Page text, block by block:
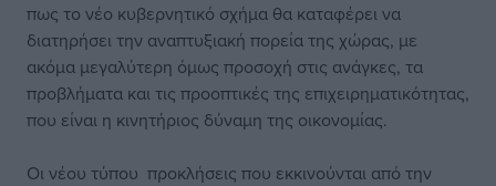
πως το νέο κυβερνητικό σχήμα θα καταφέρει να
διατηρήσει την αναπτυξιακή πορεία της χώρας, με
ακόμα μεγαλύτερη όμως προσοχή στις ανάγκες, τα
προβλήματα και τις προοπτικές της επιχειρηματικότητας,
που είναι η κινητήριος δύναμη της οικονομίας.
Οι νέου τύπου προκλήσεις που εκκινούνται από την